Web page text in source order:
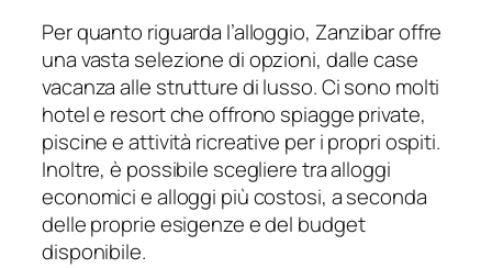
Per quanto riguarda l’alloggio, Zanzibar offre
una vasta selezione di opzioni, dalle case
vacanza alle strutture di lusso. Ci sono molti
hotel e resort che offrono spiagge private,
piscine e attività ricreative per i propri ospiti.
Inoltre, è possibile scegliere tra alloggi
economici e alloggi più costosi, a seconda
delle proprie esigenze e del budget
disponibile.